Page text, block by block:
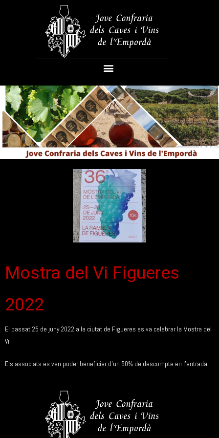
Mostra del Vi Figueres
2022
El passat 25 de juny 2022 a la ciutat de Figueres es va celebrar la Mostra del
Vi.
Els associats es van poder beneficiar d’un 50% de descompte en l’entrada.